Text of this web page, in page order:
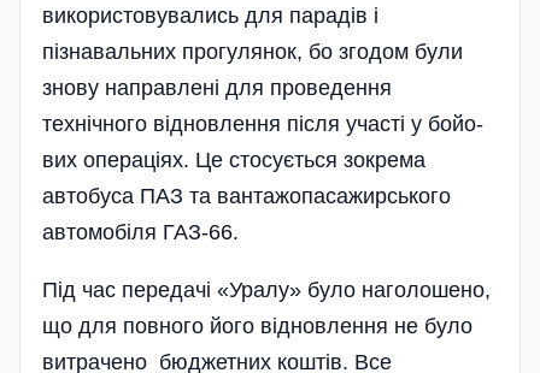
використовувались для парадів і
пізнавальних прогулянок, бо згодом були
знову направлені для проведення
технічного відновлення після участі у бойо­
вих операціях. Це стосується зокрема
автобуса ПАЗ та вантажопасажирського
автомобіля ГАЗ-66.
Під час передачі «Уралу» було наголошено,
що для повного його відновлення не було
витрачено бю­джетних коштів. Все